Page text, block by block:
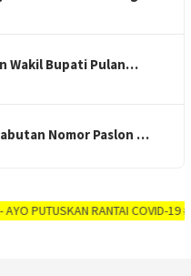
Wakil Bupati Pulan…
Nomor Paslon …
RANTAI COVID-19